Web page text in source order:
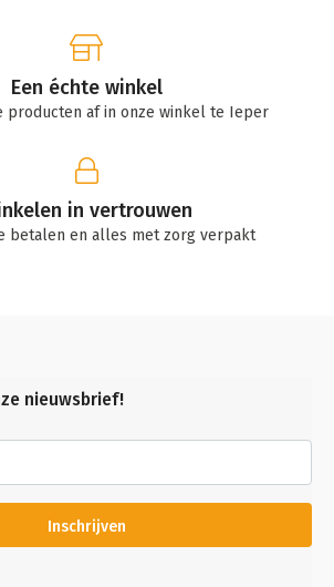
Een échte winkel
producten af in onze winkel te Ieper
in vertrouwen
betalen en alles met zorg verpakt
nieuwsbrief!
Inschrijven